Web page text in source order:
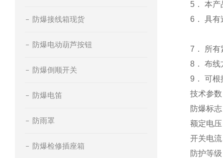
防爆接线箱现货
防爆电动葫芦按钮
防爆倒顺开关
防爆电笛
防雨罩
防爆检修插座箱
5． 本
6． 具有
7． 所有
8． 布线
9． 可根
技术参数
防爆标
额定电
开关电
防护等